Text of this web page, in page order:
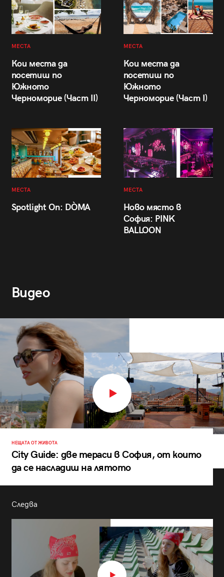
МЕСТА
Кои места да
посетиш по
Южното
Черноморие (Част II)
МЕСТА
Кои места да
посетиш по
Южното
Черноморие (Част I)
МЕСТА
Spotlight On: DÒMA
МЕСТА
Ново място в
София: PINK
BALLOON
Видео
НЕЩАТА ОТ ЖИВОТА
City Guide: две тераси в София, от които
да се насладиш на лятото
Следва